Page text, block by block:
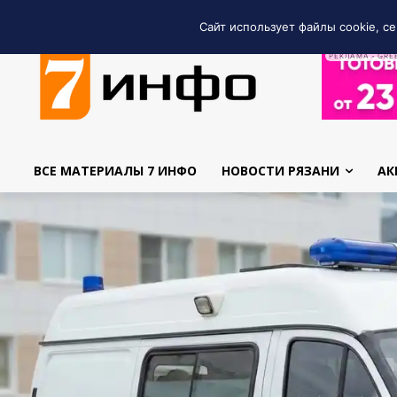
РЕКЛАМА •
ВСЕ МАТЕРИАЛЫ 7 ИНФО НОВОСТИ РЯЗАНИ
Сайт использует файлы cookie,